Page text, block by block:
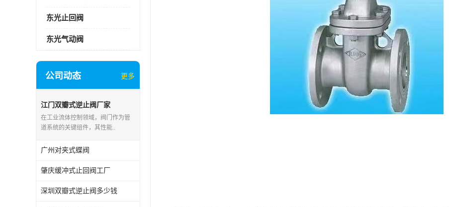
东光止回阀
东光气动阀
公司动态 更多
江门双瓣式逆止阀厂家
在工业流体控制领域，阀门作为管
道系统的关键组件，其性能..
广州对夹式蝶阀
肇庆缓冲式止回阀工厂
深圳双瓣式逆止阀多少钱